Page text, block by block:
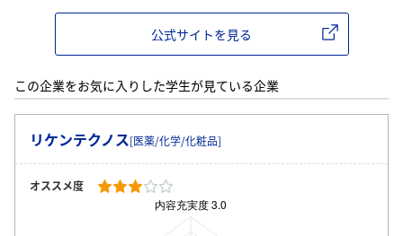
公式サイトを見る
この企業をお気に入りした学生が見ている企業
リケンテクノス[医薬/化学/化粧品]
オススメ度